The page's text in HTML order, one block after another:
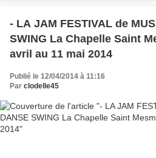
- LA JAM FESTIVAL de
SWING La Chapelle Saint
avril au 11 mai 2014
Publié le 12/04/2014 à 11:16
Par clodelle45